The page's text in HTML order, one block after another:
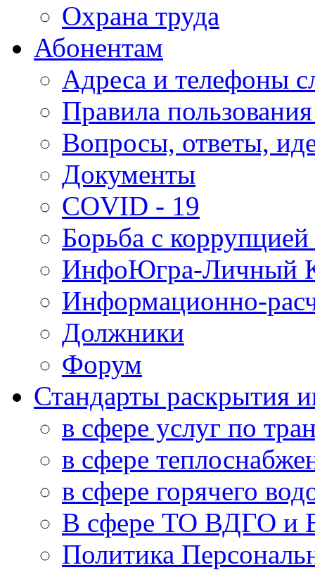
Охрана труда
Абонентам
Адреса и телефоны
Правила
Вопросы, ответы,
Документы
COVID - 19
Борьба с
ИнфоЮгра-Личный
Информационно-
Должники
Форум
Стандарты раскрытия
в сфере услуг по
в сфере
в сфере горячего
В сфере ТО ВДГО и
Политика